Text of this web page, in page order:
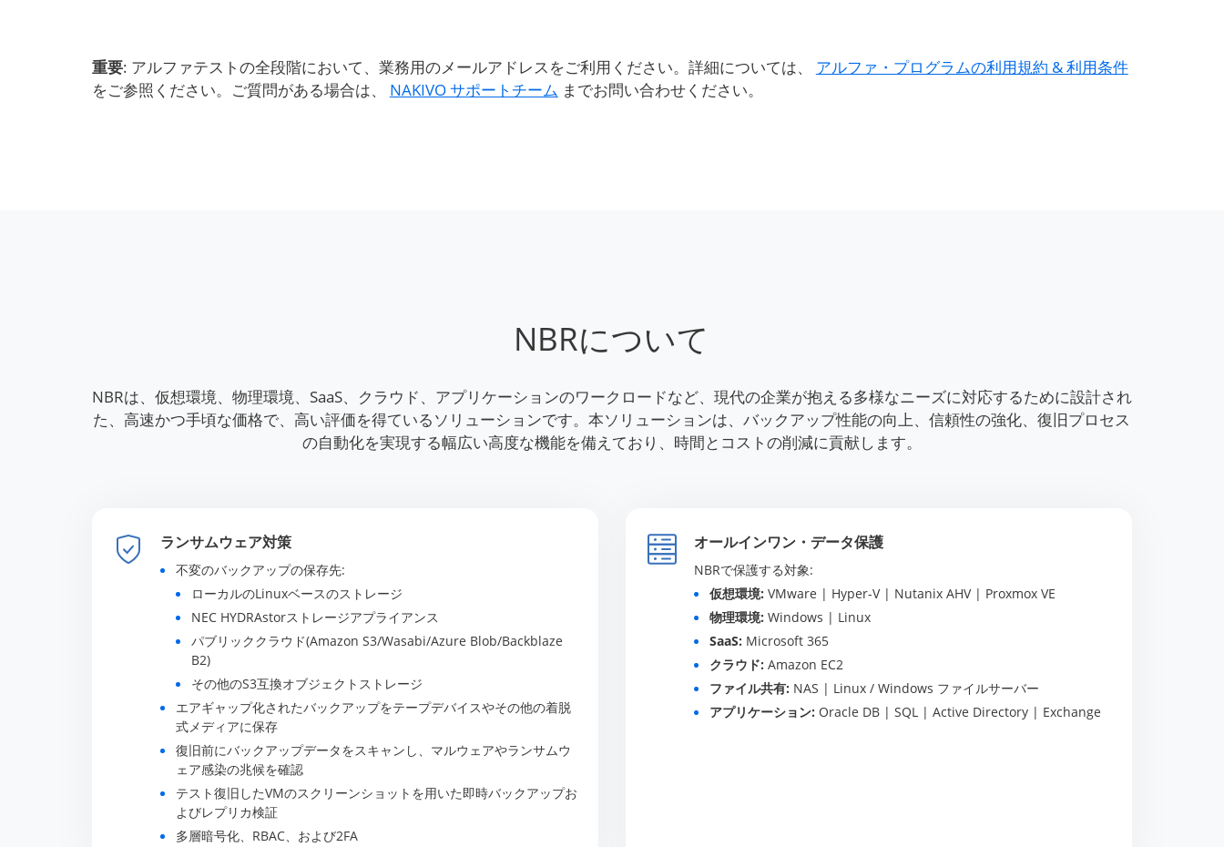
重要: アルファテストの全段階において、業務用のメールアドレスをご利用ください。詳細については、 アルファ・プログラムの利用規約 & 利用条件
をご参照ください。ご質問がある場合は、 NAKIVO サポートチーム までお問い合わせください。
NBRについて
NBRは、仮想環境、物理環境、SaaS、クラウド、アプリケーションのワークロードなど、現代の企業が抱える多様なニーズに対応するために設計され
た、高速かつ手頃な価格で、高い評価を得ているソリューションです。本ソリューションは、バックアップ性能の向上、信頼性の強化、復旧プロセス
の自動化を実現する幅広い高度な機能を備えており、時間とコストの削減に貢献します。
ランサムウェア対策
不変のバックアップの保存先:
ローカルのLinuxベースのストレージ
NEC HYDRAstorストレージアプライアンス
パブリッククラウド(Amazon S3/Wasabi/Azure Blob/Backblaze
B2)
その他のS3互換オブジェクトストレージ
エアギャップ化されたバックアップをテープデバイスやその他の着脱
式メディアに保存
復旧前にバックアップデータをスキャンし、マルウェアやランサムウ
ェア感染の兆候を確認
テスト復旧したVMのスクリーンショットを用いた即時バックアップお
よびレプリカ検証
多層暗号化、RBAC、および2FA
オールインワン・データ保護
NBRで保護する対象:
仮想環境: VMware | Hyper-V | Nutanix AHV | Proxmox VE
物理環境: Windows | Linux
SaaS: Microsoft 365
クラウド: Amazon EC2
ファイル共有: NAS | Linux / Windows ファイルサーバー
アプリケーション: Oracle DB | SQL | Active Directory | Exchange